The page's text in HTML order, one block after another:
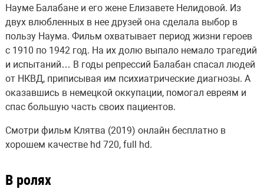
Науме Балабане и его жене Елизавете Нелидовой. Из
двух влюбленных в нее друзей она сделала выбор в
пользу Наума. Фильм охватывает период жизни героев
с 1910 по 1942 год. На их долю выпало немало трагедий
и испытаний… В годы репрессий Балабан спасал людей
от НКВД, приписывая им психиатрические диагнозы. А
оказавшись в немецкой оккупации, помогал евреям и
спас большую часть своих пациентов.
Смотри фильм Клятва (2019) онлайн бесплатно в
хорошем качестве hd 720, full hd.
В ролях